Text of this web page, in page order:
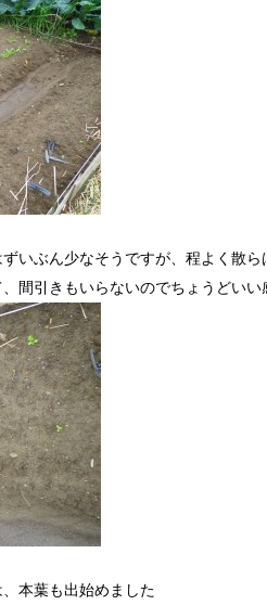
いぶん少なそうですが、程よく散
間引きもいらないのでちょうどいい
本葉も出始めました